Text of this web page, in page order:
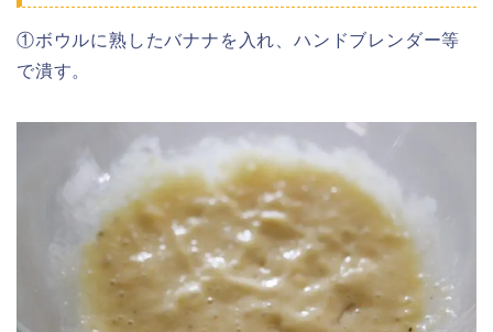
①ボウルに熟したバナナを入れ、ハンドブレンダー等
で潰す。